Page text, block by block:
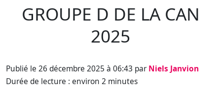
GROUPE D DE LA CAN
2025
Publié le 26 décembre 2025 à 06:43 par Niels Janvion
Durée de lecture : environ 2 minutes